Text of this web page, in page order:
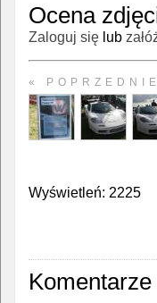
Ocena
Zaloguj się lub
«
Wyświetleń: 2225
Komentarze